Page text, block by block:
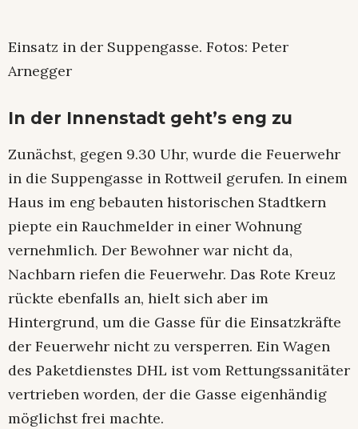
Einsatz in der Suppengasse. Fotos: Peter
Arnegger
In der Innenstadt geht’s eng zu
Zunächst, gegen 9.30 Uhr, wurde die Feuerwehr
in die Suppengasse in Rottweil gerufen. In einem
Haus im eng bebauten historischen Stadtkern
piepte ein Rauchmelder in einer Wohnung
vernehmlich. Der Bewohner war nicht da,
Nachbarn riefen die Feuerwehr. Das Rote Kreuz
rückte ebenfalls an, hielt sich aber im
Hintergrund, um die Gasse für die Einsatzkräfte
der Feuerwehr nicht zu versperren. Ein Wagen
des Paketdienstes DHL ist vom Rettungssanitäter
vertrieben worden, der die Gasse eigenhändig
möglichst frei machte.